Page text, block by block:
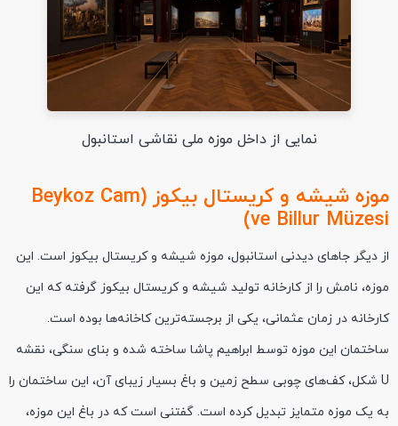
نمایی از داخل موزه ملی نقاشی استانبول
موزه شیشه و کریستال بیکوز (Beykoz Cam
ve Billur Müzesi)
از دیگر جاهای دیدنی استانبول، موزه شیشه و کریستال بیکوز است. این
موزه، نامش را از کارخانه تولید شیشه و کریستال بیکوز گرفته که این
کارخانه در زمان عثمانی، یکی از برجسته‌ترین کاخانه‌ها بوده است.
ساختمان این موزه توسط ابراهیم پاشا ساخته شده و بنای سنگی، نقشه
U شکل، کف‌های چوبی سطح زمین و باغ بسیار زیبای آن، این ساختمان را
به یک موزه متمایز تبدیل کرده است. گفتنی است که در باغ این موزه،